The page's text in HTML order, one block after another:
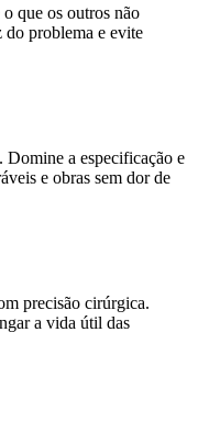
que os outros não
do problema e evite
Domine a especificação e
e obras sem dor de
precisão cirúrgica.
a vida útil das